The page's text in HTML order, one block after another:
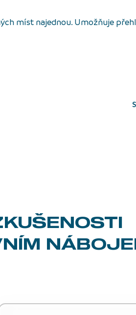
míst najednou. Umožňuje